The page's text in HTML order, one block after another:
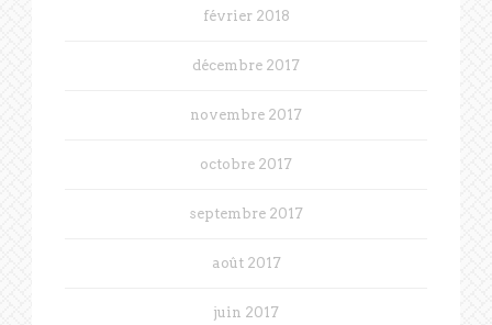
février 2018
décembre 2017
novembre 2017
octobre 2017
septembre 2017
août 2017
juin 2017